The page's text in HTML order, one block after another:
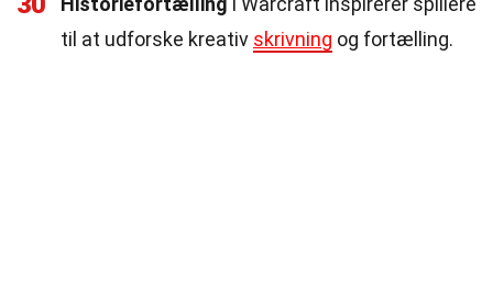
til at udforske kreativ skrivning og fortælling.